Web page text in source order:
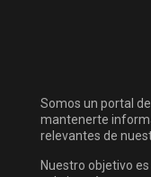
Somos un portal
mantenerte
relevantes de
Nuestro objetivo